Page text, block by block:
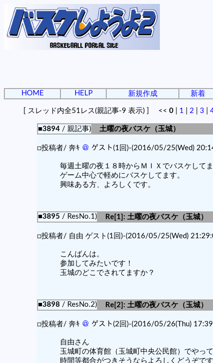
HOME HELP 新規作成 新着
[ スレッド内全51レス(親記事-9 表示) ] << 0 1 2 3
■3894/ 親記事)
土曜の夜バスケ（玉城）
□投稿者/ 奔ｷ ＠ ゲスト(1回)-(2016/05/25(Wed)
毎週土曜の夜１８時からＭＩＸでバスケしてま
ゲーム中心で軽めにバスケしてます。
興味ある方、よろしくです。
■3895 / ResNo.1)
Re[1]: 土曜の夜バスケ（玉城）
□投稿者/ 自由 ゲスト(1回)-(2016/05/25(Wed)
こんばんは。
参加してみたいです！
玉城のどこでされてますか？
■3898 / ResNo.2)
Re[2]: 土曜の夜バスケ（玉城）
□投稿者/ 奔ｷ ＠ ゲスト(2回)-(2016/05/26(Thu)
自由さん
玉城町の体育館（玉城町中央公民館）でやって
時間等都合がつきそうならよろしくどうぞです